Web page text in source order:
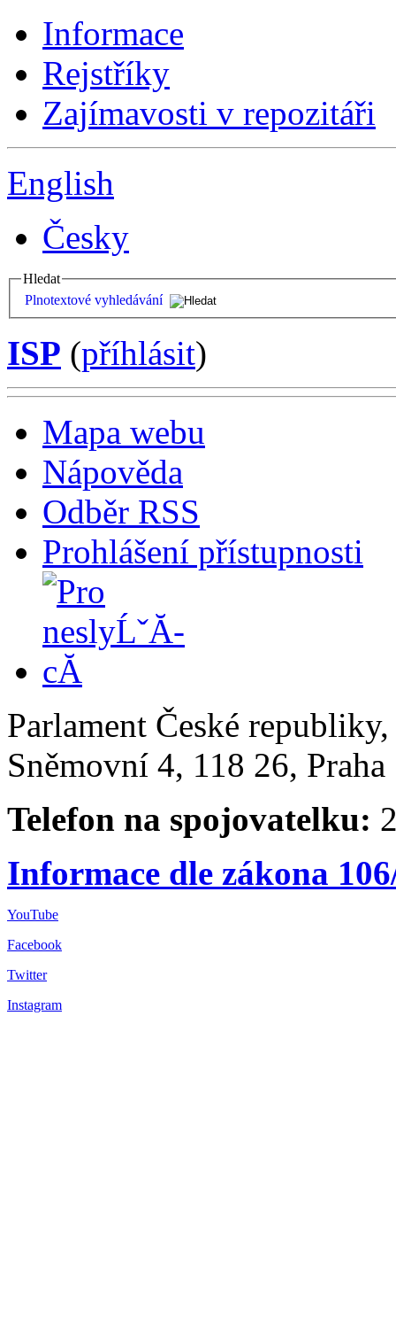
Informace
Rejstříky
Zajímavosti v repozitáři
English
Česky
Hledat
Plnotextové vyhledávání
ISP (příhlásit)
Mapa webu
Nápověda
Odběr RSS
Prohlášení přístupnosti
Parlament České
Sněmovní 4, 118 26,
Telefon na spojovatelku:
Informace dle zákona
YouTube
Facebook
Twitter
Instagram